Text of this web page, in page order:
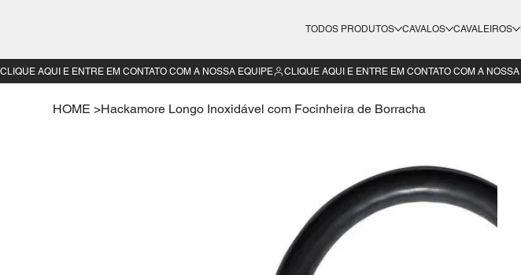
TODOS PRODUTOS CAVALOS CAVALEIROS
HOME >Hackamore Longo Inoxidável com Focinheira de Borracha
CLIQUE AQUI E ENTRE EM CONTATO COM A NOSSA EQUIPE